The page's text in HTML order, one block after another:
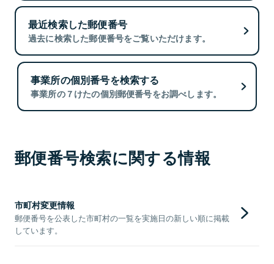
最近検索した郵便番号
過去に検索した郵便番号をご覧いただけます。
事業所の個別番号を検索する
事業所の７けたの個別郵便番号をお調べします。
郵便番号検索に関する情報
市町村変更情報
郵便番号を公表した市町村の一覧を実施日の新しい順に掲載
しています。